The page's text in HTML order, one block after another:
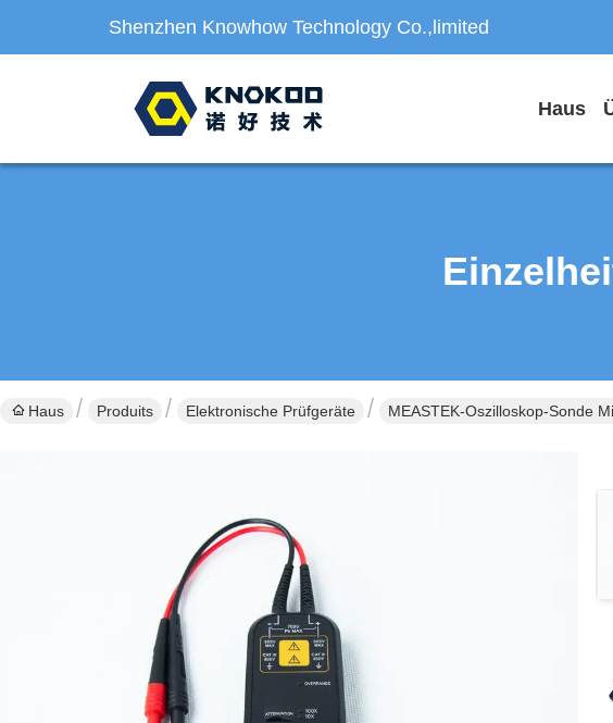
Shenzhen Knowhow Technology Co.,limited
Haus
Haus Produits Elektronische Prüfgeräte MEASTEK-Oszilloskop-Sonde